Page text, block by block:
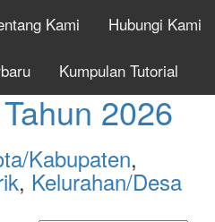
Kami Hubungi Kami
Kumpulan Tutorial
Seluruh
2026
Kabupaten,
, Kelurahan/Desa